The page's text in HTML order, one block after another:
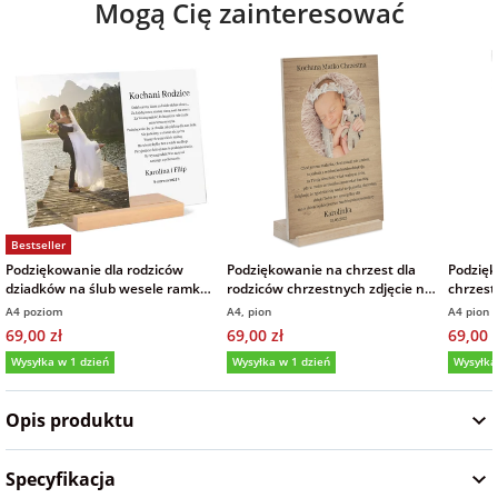
Fotoksiążki
Dodatki i
opakowania
Chłopaka
na Dzień Kobiet
na walentynki
na mikołajki
na prezent
świąteczny
dla przyjaciela
Mogą Cię zainteresować
Bestseller
Podziękowanie dla rodziców
dziadków na ślub wesele ramka
zdjęcie na szkle akrylowym
21x30 cm
A4 poziom
69,00 zł
Wysyłka w 1 dzień
Podziękowanie na chrzest dla
rodziców chrzestnych zdjęcie na
drewnie z dedykacją
A4, pion
69,00 zł
Wysyłka w 1 dzień
A4 pion
69,00
Opis produktu
Specyfikacja